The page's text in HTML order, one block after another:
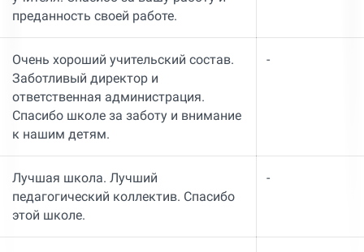
преданность своей работе.
Очень хороший учительский состав.
Заботливый директор и
ответственная администрация.
Спасибо школе за заботу и внимание
к нашим детям.
-
Лучшая школа. Лучший
педагогический коллектив. Спасибо
этой школе.
-